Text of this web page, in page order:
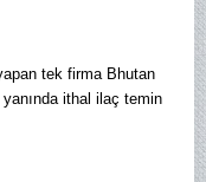
tek firma Bhutan
ithal ilaç temin